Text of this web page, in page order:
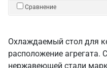
Сравнение
Охлаждаемый стол для
расположение агрегата.
нержавеющей стали